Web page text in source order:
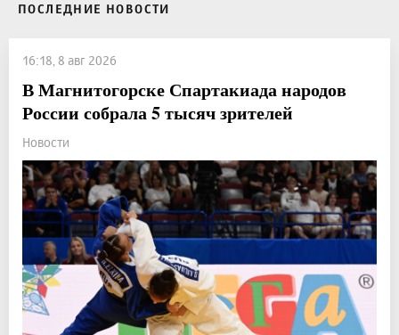
ПОСЛЕДНИЕ НОВОСТИ
16:18, 8 авг 2026
В Магнитогорске Спартакиада народов
России собрала 5 тысяч зрителей
Новости